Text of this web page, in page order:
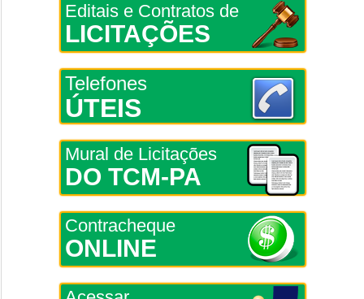
Editais e Contratos de
LICITAÇÕES
Telefones
ÚTEIS
Mural de Licitações
DO TCM-PA
Contracheque
ONLINE